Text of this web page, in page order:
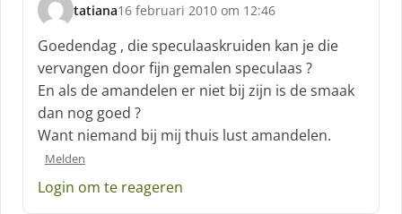
tatiana
s
c
h
r
e
e
f
16 februari 2010 om 12:46
Goedendag , die speculaaskruiden kan je die
vervangen door fijn gemalen speculaas ?
En als de amandelen er niet bij zijn is de smaak
dan nog goed ?
Want niemand bij mij thuis lust amandelen.
Melden
Login om te reageren